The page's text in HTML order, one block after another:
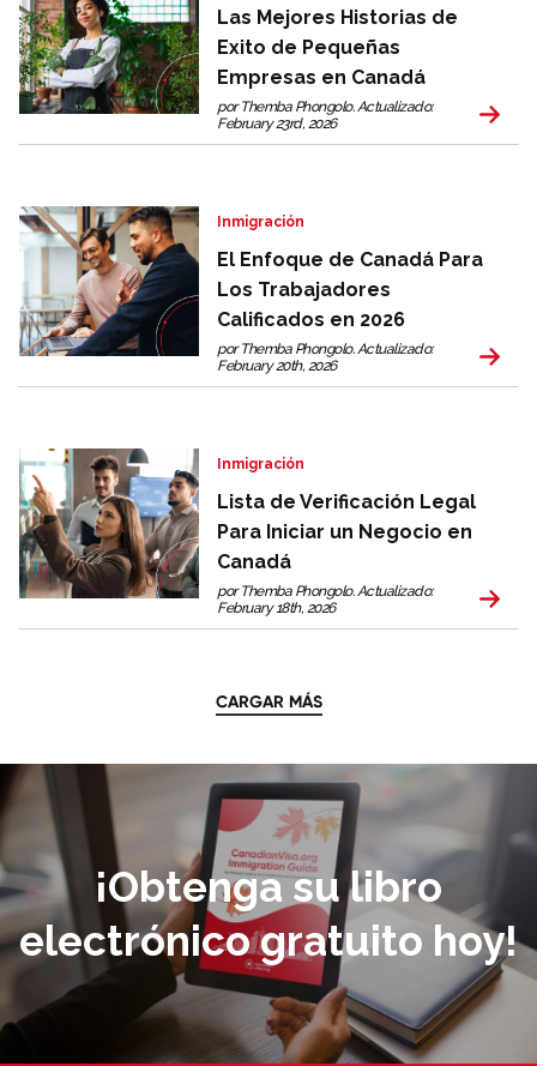
Las Mejores Historias de
Exito de Pequeñas
Empresas en Canadá
por Themba Phongolo. Actualizado:
February 23rd, 2026
Inmigración
El Enfoque de Canadá Para
Los Trabajadores
Calificados en 2026
por Themba Phongolo. Actualizado:
February 20th, 2026
Inmigración
Lista de Verificación Legal
Para Iniciar un Negocio en
Canadá
por Themba Phongolo. Actualizado:
February 18th, 2026
CARGAR MÁS
¡Obtenga su libro
electrónico gratuito hoy!